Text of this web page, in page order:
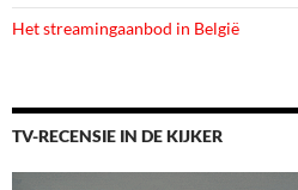
Het streamingaanbod in België
TV-RECENSIE IN DE KIJKER